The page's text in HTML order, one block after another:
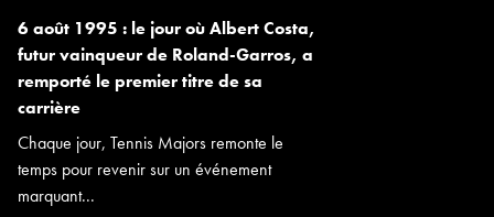
6 août 1995 : le jour où Albert Costa,
futur vainqueur de Roland-Garros, a
remporté le premier titre de sa
carrière
Chaque jour, Tennis Majors remonte le
temps pour revenir sur un événement
marquant...